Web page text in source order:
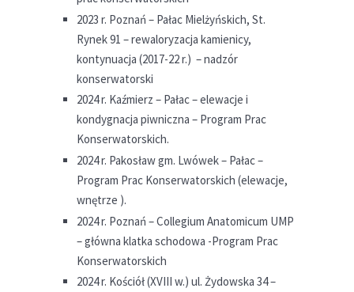
2023 r. Poznań – Pałac Mielżyńskich, St.
Rynek 91 – rewaloryzacja kamienicy,
kontynuacja (2017-22 r.) – nadzór
konserwatorski
2024 r. Kaźmierz – Pałac – elewacje i
kondygnacja piwniczna – Program Prac
Konserwatorskich.
2024 r. Pakosław gm. Lwówek – Pałac –
Program Prac Konserwatorskich (elewacje,
wnętrze ).
2024 r. Poznań – Collegium Anatomicum UMP
– główna klatka schodowa -Program Prac
Konserwatorskich
2024 r. Kościół (XVIII w.) ul. Żydowska 34 –